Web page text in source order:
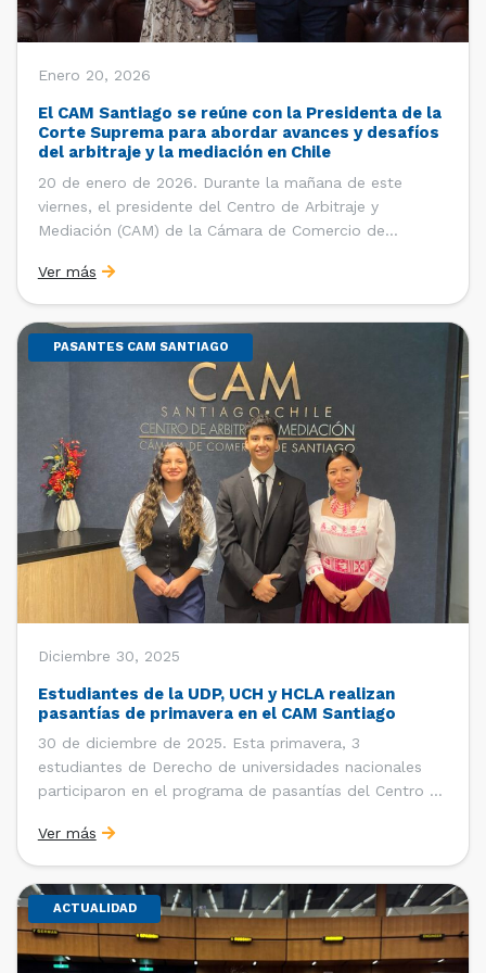
Enero 20, 2026
El CAM Santiago se reúne con la Presidenta de la
Corte Suprema para abordar avances y desafíos
del arbitraje y la mediación en Chile
20 de enero de 2026. Durante la mañana de este
viernes, el presidente del Centro de Arbitraje y
Mediación (CAM) de la Cámara de Comercio de
del CAM Santiago, Ximena Vial; y el gerente general de
la CCS, Carlos Soublette, sostuvieron un encuentro […]
Ver más
PASANTES CAM SANTIAGO
Diciembre 30, 2025
Estudiantes de la UDP, UCH y HCLA realizan
pasantías de primavera en el CAM Santiago
30 de diciembre de 2025. Esta primavera, 3
estudiantes de Derecho de universidades nacionales
participaron en el programa de pasantías del Centro de
de Santiago (CCS). Entre el 3 de noviembre y el 30 de
diciembre realizaron su pasantía Ingrid Ivania […]
Ver más
ACTUALIDAD